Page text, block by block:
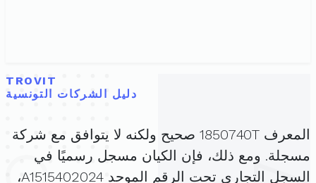
TROVIT
دليل الشركات التونسية
المعرف 1850740T صحيح ولكنه لا يتوافق مع شركة
مسجلة. ومع ذلك، فإن الكيان مسجل رسميًا في
السجل التجاري تحت الرقم الموحد A1515402024،